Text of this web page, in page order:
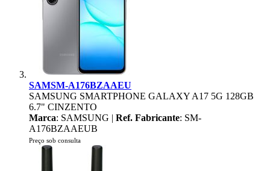
SAMSM-A176BZAAEU
SAMSUNG SMARTPHONE GALAXY A17 5G 128GB
6.7" CINZENTO
Marca: SAMSUNG | Ref. Fabricante: SM-
A176BZAAEUB
Preço sob consulta